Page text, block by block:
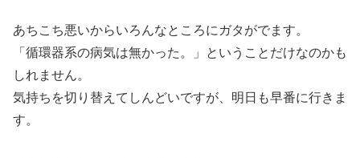
あちこち悪いからいろんなところにガタがでます。
「循環器系の病気は無かった。」ということだけなのかも
しれません。
気持ちを切り替えてしんどいですが、明日も早番に行きま
す。